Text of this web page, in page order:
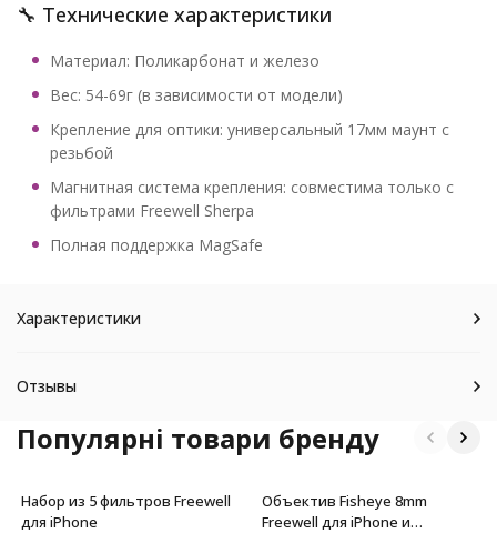
🔧 Технические характеристики
Материал: Поликарбонат и железо
Вес: 54-69г (в зависимости от модели)
Крепление для оптики: универсальный 17мм маунт с
резьбой
Магнитная система крепления: совместима только с
фильтрами Freewell Sherpa
Полная поддержка MagSafe
Характеристики
Отзывы
Популярні товари бренду
Набор из 5 фильтров Freewell
для iPhone
Объектив Fisheye 8mm
Freewell для iPhone и